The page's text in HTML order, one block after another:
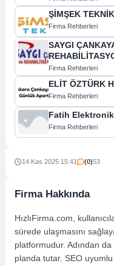
ŞİMŞEK
Firma Rehberleri
SAYGI
Firma Rehberleri
ELİT ÖZTÜRK
Firma Rehberleri
Fatih Elektronik
Firma Rehberleri
14 Kas 2025 15:41 (0)53
Firma Hakkında
HızlıFirma.com,
sürede ulaşmasını
platformudur. Adından da
planda tutar. SEO